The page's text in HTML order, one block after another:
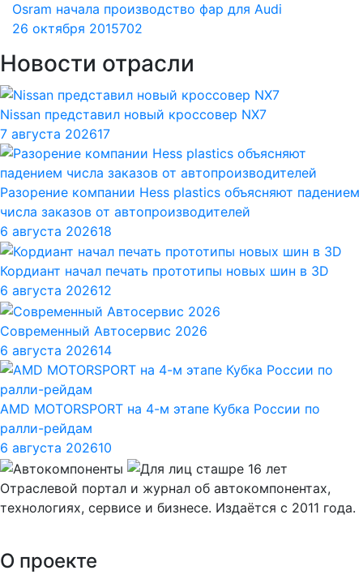
Osram начала производство фар для Audi
26 октября 2015702
Новости отрасли
Nissan представил новый кроссовер NX7
7 августа 202617
Разорение компании Hess plastics объясняют падением
числа заказов от автопроизводителей
6 августа 202618
Кордиант начал печать прототипы новых шин в 3D
6 августа 202612
Современный Автосервис 2026
6 августа 202614
AMD MOTORSPORT на 4-м этапе Кубка России по
ралли-рейдам
6 августа 202610
Отраслевой портал и журнал об автокомпонентах,
технологиях, сервисе и бизнесе. Издаётся с 2011 года.
О проекте